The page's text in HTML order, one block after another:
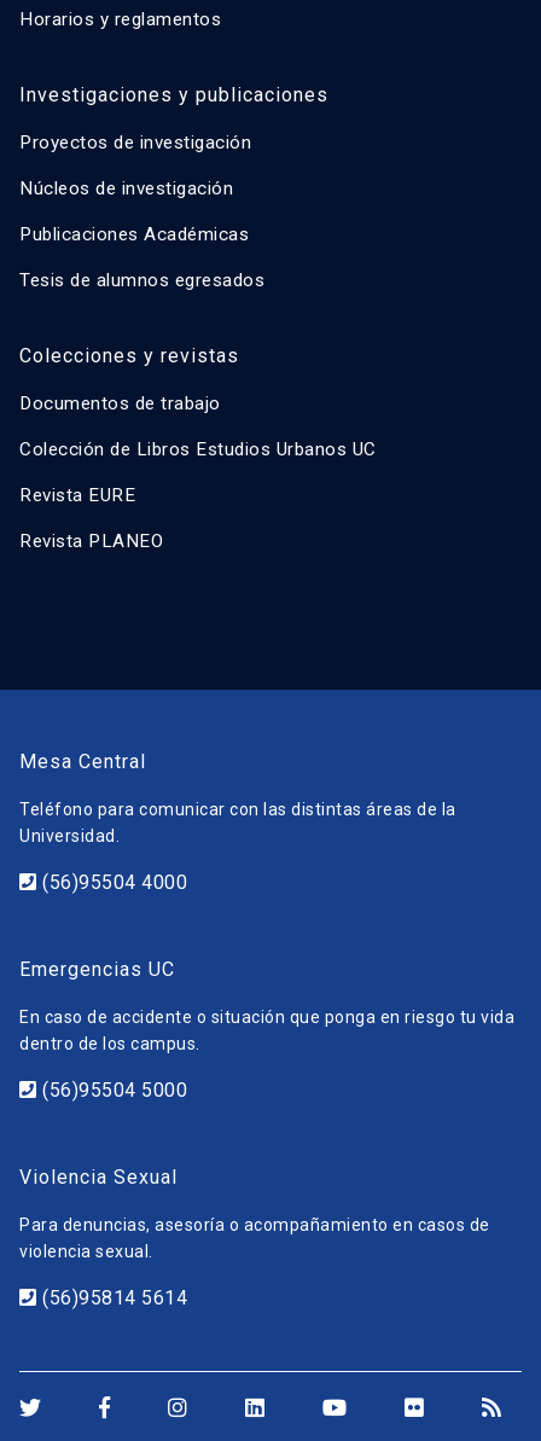
Horarios y reglamentos
Investigaciones y publicaciones
Proyectos de investigación
Núcleos de investigación
Publicaciones Académicas
Tesis de alumnos egresados
Colecciones y revistas
Documentos de trabajo
Colección de Libros Estudios Urbanos UC
Revista EURE
Revista PLANEO
Mesa Central
Teléfono para comunicar con las distintas áreas de la
Universidad.
(56)95504 4000
Emergencias UC
En caso de accidente o situación que ponga en riesgo tu vida
dentro de los campus.
(56)95504 5000
Violencia Sexual
Para denuncias, asesoría o acompañamiento en casos de
violencia sexual.
(56)95814 5614